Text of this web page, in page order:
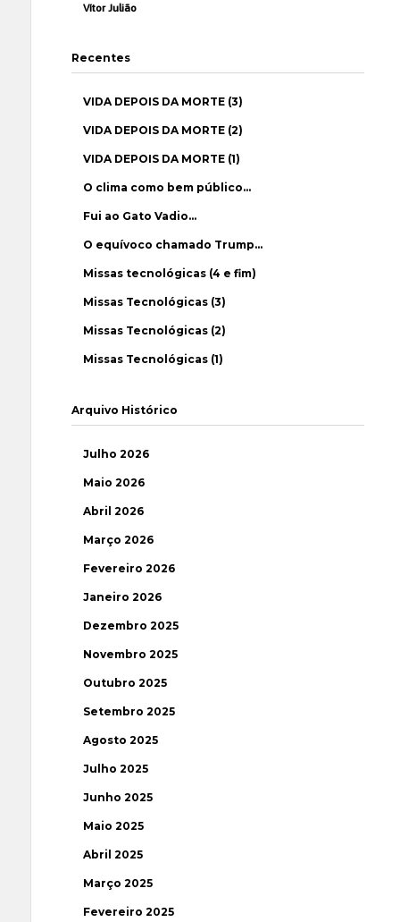
Vítor Julião
Recentes
VIDA DEPOIS DA MORTE (3)
VIDA DEPOIS DA MORTE (2)
VIDA DEPOIS DA MORTE (1)
O clima como bem público…
Fui ao Gato Vadio…
O equívoco chamado Trump…
Missas tecnológicas (4 e fim)
Missas Tecnológicas (3)
Missas Tecnológicas (2)
Missas Tecnológicas (1)
Arquivo Histórico
Julho 2026
Maio 2026
Abril 2026
Março 2026
Fevereiro 2026
Janeiro 2026
Dezembro 2025
Novembro 2025
Outubro 2025
Setembro 2025
Agosto 2025
Julho 2025
Junho 2025
Maio 2025
Abril 2025
Março 2025
Fevereiro 2025